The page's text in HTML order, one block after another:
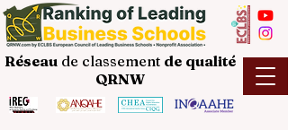
Réseau de classement de qualité
QRNW